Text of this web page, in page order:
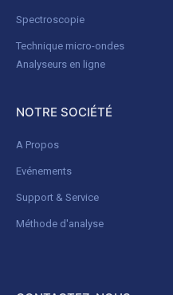
Spectroscopie
Technique micro-ondes
Analyseurs en ligne
NOTRE SOCIÉTÉ
A Propos
Evénements
Support & Service
Méthode d'analyse